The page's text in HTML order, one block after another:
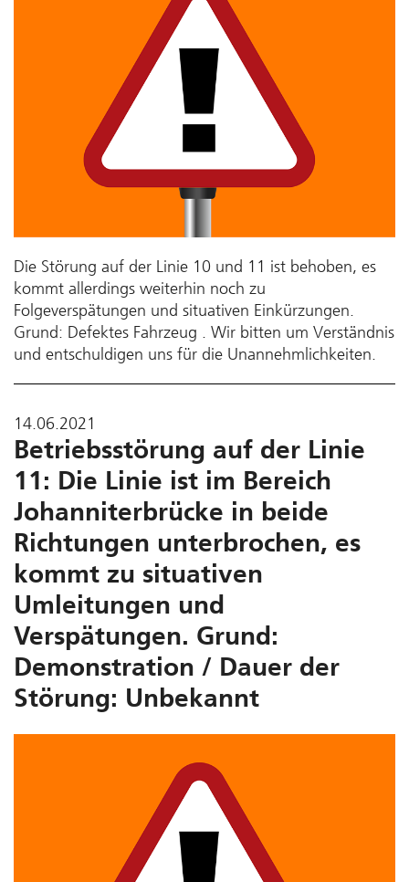
Die Störung auf der Linie 10 und 11 ist behoben, es
kommt allerdings weiterhin noch zu
Folgeverspätungen und situativen Einkürzungen.
Grund: Defektes Fahrzeug . Wir bitten um Verständnis
und entschuldigen uns für die Unannehmlichkeiten.
14.06.2021
Betriebsstörung auf der Linie
11: Die Linie ist im Bereich
Johanniterbrücke in beide
Richtungen unterbrochen, es
kommt zu situativen
Umleitungen und
Verspätungen. Grund:
Demonstration / Dauer der
Störung: Unbekannt